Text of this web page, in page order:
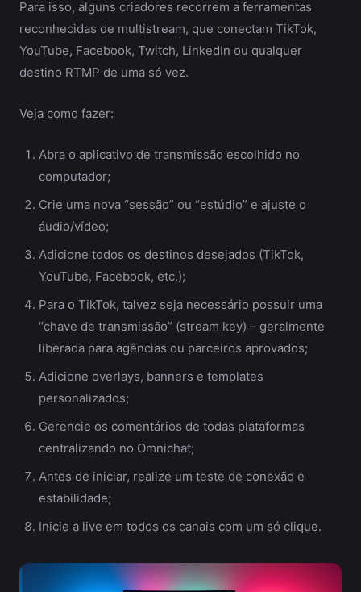
Para isso, alguns criadores recorrem a ferramentas
reconhecidas de multistream, que conectam TikTok,
YouTube, Facebook, Twitch, LinkedIn ou qualquer
destino RTMP de uma só vez.
Veja como fazer:
Abra o aplicativo de transmissão escolhido no
computador;
Crie uma nova “sessão” ou “estúdio” e ajuste o
áudio/vídeo;
Adicione todos os destinos desejados (TikTok,
YouTube, Facebook, etc.);
Para o TikTok, talvez seja necessário possuir uma
“chave de transmissão” (stream key) – geralmente
liberada para agências ou parceiros aprovados;
Adicione overlays, banners e templates
personalizados;
Gerencie os comentários de todas plataformas
centralizando no Omnichat;
Antes de iniciar, realize um teste de conexão e
estabilidade;
Inicie a live em todos os canais com um só clique.